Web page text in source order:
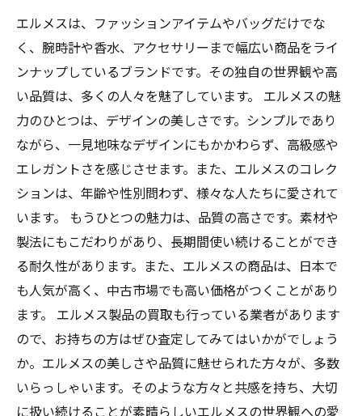
エルメスは、ファッションアイテムやバッグだけでな
く、腕時計や香水、アクセサリーまで幅広い商品をライ
ンナップしているブランドです。その独自の世界観や高
い品質は、多くの人々を魅了しています。 エルメスの魅
力のひとつは、デザインの美しさです。シンプルであり
ながら、一見地味なデザインにもかかわらず、高級感や
エレガントさを感じさせます。また、エルメスのコレク
ションは、年齢や性別問わず、様々な人たちに愛されて
います。 もうひとつの魅力は、品質の高さです。素材や
製法にもこだわりがあり、長期間使い続けることができ
る耐久性があります。また、エルメスの商品は、日本で
も人気が高く、中古市場でも高い価格がつくことがあり
ます。 エルメス製品の買取も行っている業者があります
ので、お持ちの方はぜひ査定してみてはいかがでしょう
か。エルメスの美しさや品質に魅せられた方々が、多数
いらっしゃいます。そのような方々と共感を持ち、大切
に扱い続けることが素晴らしいエルメスの世界観への愛